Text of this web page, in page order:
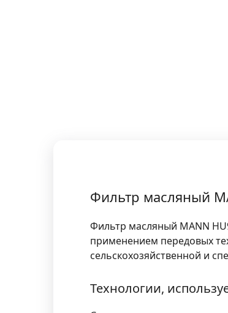
Фильтр масляный
Фильтр масляный MANN
применением передовых
сельскохозяйственной и
Технологии,